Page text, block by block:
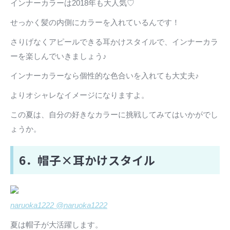
インナーカラーは2018年も大人気♡
せっかく髪の内側にカラーを入れているんです！
さりげなくアピールできる耳かけスタイルで、インナーカラ
ーを楽しんでいきましょう♪
インナーカラーなら個性的な色合いを入れても大丈夫♪
よりオシャレなイメージになりますよ。
この夏は、自分の好きなカラーに挑戦してみてはいかがでし
ょうか。
6．帽子×耳かけスタイル
naruoka1222 @naruoka1222
夏は帽子が大活躍します。